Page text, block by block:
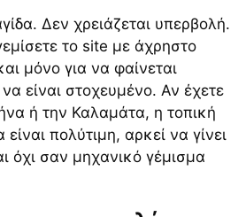
Δεν χρειάζεται υπερβολή.
το site με άχρηστο
μόνο για να φαίνεται
είναι στοχευμένο. Αν έχετε
ή την Καλαμάτα, η τοπική
πολύτιμη, αρκεί να γίνει
όχι σαν μηχανικό γέμισμα